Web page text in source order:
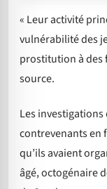
« Leur activité
vulnérabilité des
prostitution à des
source.
Les
contrevenants en
qu’ils avaient
âgé, octogénaire